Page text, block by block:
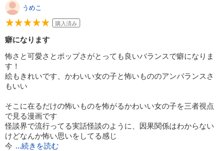
うめこ
購入済み
癖になります
怖さと可愛さとポップさがとっても良いバランスで癖になりま
す！
絵もきれいです、かわいい女の子と怖いもののアンバランスさ
もいい
そこに在るだけの怖いものを怖がるかわいい女の子を三者視点
で見る漫画です
怪談界で流行ってる実話怪談のように、因果関係はわからない
けどなんか怖い思いをしてる感じ
今 ...続きを読む